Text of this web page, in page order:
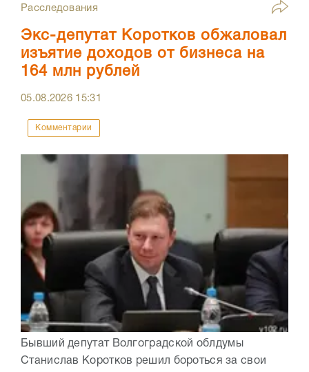
Расследования
Экс-депутат Коротков обжаловал
изъятие доходов от бизнеса на
164 млн рублей
05.08.2026 15:31
Комментарии
Бывший депутат Волгоградской облдумы
Станислав Коротков решил бороться за свои